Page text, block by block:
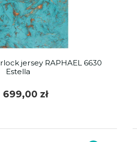
jersey RAPHAEL 6630
Estella
699,00 zł